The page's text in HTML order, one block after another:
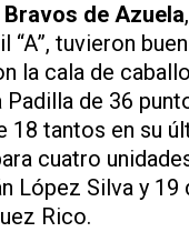
Bravos de Azuela
“A”, tuvieron
la cala de
Padilla de 36
18 tantos en su
cuatro
López Silva y 19
Rico.